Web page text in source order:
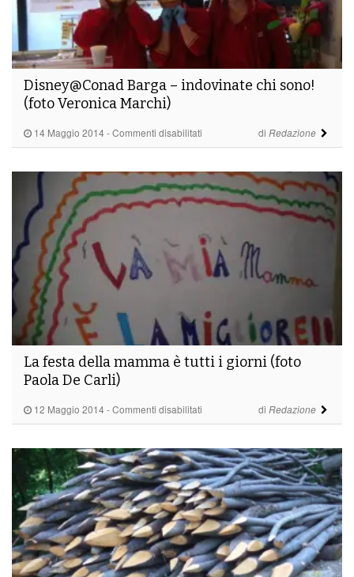
14 Maggio 2014 -Commenti disabilitati
Disney@Conad
–
indovinate
chi
Veronica
Marchi)
di Redazione
Disney@Conad Barga – indovinate chi sono!
(foto Veronica Marchi)
12 Maggio 2014 -Commenti disabilitati
La
della
mamma
è
tutti
i
giorni
(foto
Paola
De
Carli)
di Redazione
La festa della mamma è tutti i giorni (foto
Paola De Carli)